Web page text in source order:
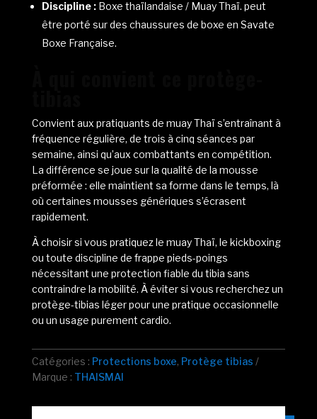
Discipline :Boxe thaïlandaise / Muay Thaï. peut
être porté sur des chaussures de boxe en Savate
Boxe Française.
Convient aux pratiquants de muay Thaï s’entraînant à
fréquence régulière, de trois à cinq séances par
semaine, ainsi qu’aux combattants en compétition.
La différence se joue sur la qualité de la mousse
préformée : elle maintient sa forme dans le temps, là
où certaines mousses génériques s’écrasent
rapidement.
À choisir si vous pratiquez le muay Thaï, le kickboxing
ou toute discipline de frappe pieds-poings
nécessitant une protection fiable du tibia sans
contraindre la mobilité. À éviter si vous recherchez un
protège-tibias léger pour une pratique occasionnelle
ou un usage purement cardio.
Catégories : Protections boxe, Protège tibias
Marque : THAISMAI